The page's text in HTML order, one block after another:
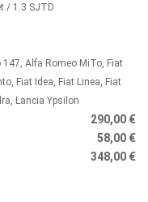
/ 1.3 SJTD
Alfa Romeo MiTo, Fiat
Fiat Idea, Fiat Linea, Fiat
Lancia Ypsilon
290,00 €
58,00 €
348,00 €